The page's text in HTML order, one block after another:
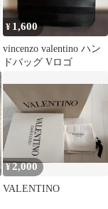
¥ 1,600
vincenzo valentino ハン
ドバッグ Vロゴ
¥2,000
VALENTINO